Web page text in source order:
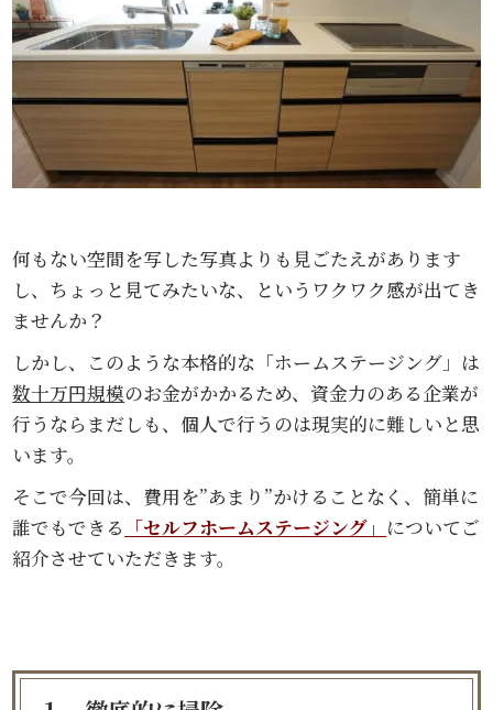
何もない空間を写した写真よりも見ごたえがあります
し、ちょっと見てみたいな、というワクワク感が出てき
ませんか？
しかし、このような本格的な「ホームステージング」は
数十万円規模のお金がかかるため、資金力のある企業が
行うならまだしも、個人で行うのは現実的に難しいと思
います。
そこで今回は、費用を”あまり”かけることなく、簡単に
誰でもできる 「セルフホームステージング」 についてご
紹介させていただきます。